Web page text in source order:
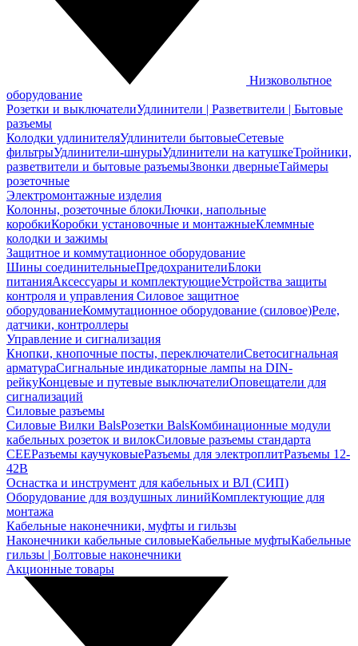
Низковольтное
оборудование
Розетки и выключателиУдлинители | Разветвители | Бытовые
разъемы
Колодки удлинителяУдлинители бытовыеСетевые
фильтрыУдлинители-шнурыУдлинители на катушкеТройники,
разветвители и бытовые разъемыЗвонки дверныеТаймеры
розеточные
Электромонтажные изделия
Колонны, розеточные блокиЛючки, напольные
коробкиКоробки установочные и монтажныеКлеммные
колодки и зажимы
Защитное и коммутационное оборудование
Шины соединительныеПредохранителиБлоки
питанияАксессуары и комплектующиеУстройства защиты
контроля и управления Силовое защитное
оборудованиеКоммутационное оборудование (силовое)Реле,
датчики, контроллеры
Управление и сигнализация
Кнопки, кнопочные посты, переключателиСветосигнальная
арматураСигнальные индикаторные лампы на DIN-
рейкуКонцевые и путевые выключателиОповещатели для
сигнализаций
Силовые разъемы
Силовые Вилки BalsРозетки BalsКомбинационные модули
кабельных розеток и вилокСиловые разъемы стандарта
CEEРазъемы каучуковыеРазъемы для электроплитРазъемы 12-
42В
Оснастка и инструмент для кабельных и ВЛ (СИП)
Оборудование для воздушных линийКомплектующие для
монтажа
Кабельные наконечники, муфты и гильзы
Наконечники кабельные силовыеКабельные муфтыКабельные
гильзы | Болтовые наконечники
Акционные товары